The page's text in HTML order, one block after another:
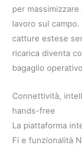
per
lavoro sul
catture estese
ricarica diventa
bagaglio
Connettività,
hands-free
La piattaforma
Fi e funzionalità